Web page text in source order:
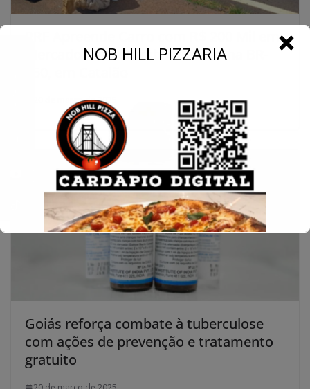
PRF Apreende Carro com R$ 200 Mil em
Mercadorias Contrabandeadas na BR-
050, em Catalão
20 de março de 2025
Goiás reforça combate à tuberculose
com ações de prevenção e tratamento
gratuito
NOB HILL PIZZARIA